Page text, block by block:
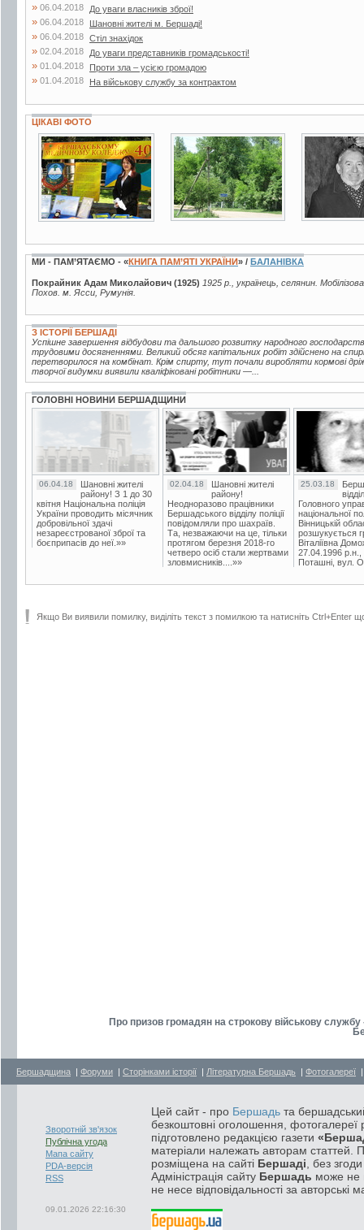
» 06.04.2018 До уваги власників зброї!
» 06.04.2018 Шановні жителі м. Бершаді!
» 06.04.2018 Стіл знахідок
» 02.04.2018 До уваги представників громадськості!
» 01.04.2018 Проти зла – усією громадою
» 01.04.2018 На військову службу за контрактом
ЦІКАВІ ФОТО
3 фото 7 фото 4 фото
МИ - ПАМ’ЯТАЄМО - «КНИГА ПАМ’ЯТІ УКРАЇНИ» / БАЛАНІВКА
Покрайник Адам Миколайович (1925) 1925 р., українець, селянин.
Похов. м. Ясси, Румунія.
З ІСТОРІЇ БЕРШАДІ
Успішне завершення відбудови та дальшого розвитку народного
трудовими досягненнями. Великий обсяг капітальних робіт здійснено на
перетворилося на комбінат. Крім спирту, тут почали виробляти кормові
творчої видумки виявили кваліфіковані робітники —...
ГОЛОВНІ НОВИНИ БЕРШАДЩИНИ
06.04.18
Шановні жителі
району! З 1 до 30
квітня Національна поліція
України проводить місячник
добровільної здачі
незареєстрованої зброї та
боєприпасів до неї.»»
02.04.18
Шановні жителі
району!
Неодноразово працівники
Бершадського відділу поліції
повідомляли про шахраїв.
Та, незважаючи на це, тільки
протягом березня 2018-го
четверо осіб стали жертвами
зловмисників....»»
25.03.18
Головного
національної
Вінницькій
розшукується
Віталіївна
27.04.1996 р.н.,
Поташні, вул.
Якщо Ви виявили помилку, виділіть текст з помилкою та натисніть Ctrl+Enter
Про призов громадян на строкову військову
Бершадщина | Форуми | Сторінками історії | Літературна Бершадь | Фотогалереї
Зворотній зв'язок
Публічна угода
Мапа сайту
PDA-версія
RSS
09.01.2026 22:16:30
Цей сайт - про Бершадь та
безкоштовні оголошення, фотогалереї
підготовлено редакцією газети
матеріали належать авторам статтей.
розміщена на сайті Бершаді , без
Адміністрація сайту Бершадь може не
не несе відповідальності за авторські